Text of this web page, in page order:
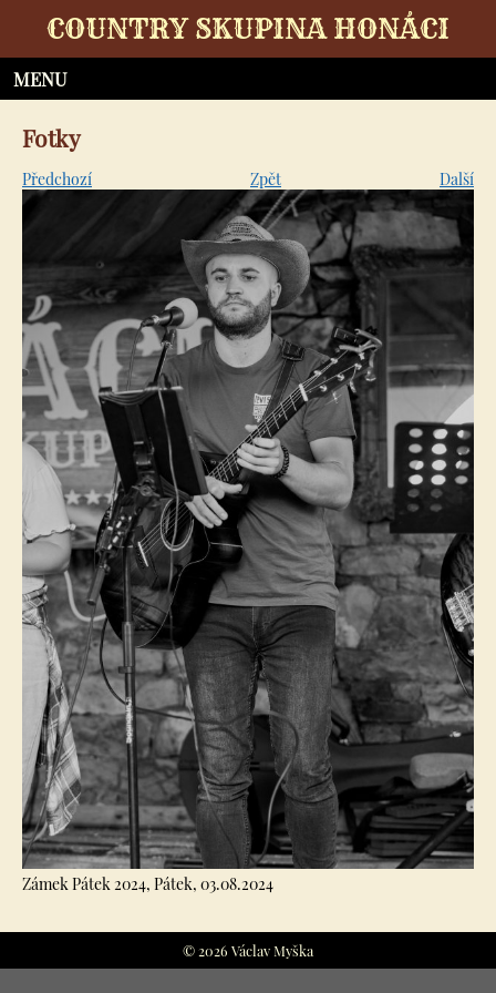
COUNTRY SKUPINA HONÁCI
Fotky
Předchozí Zpět Další
Zámek Pátek 2024, Pátek, 03.08.2024
© 2026 Václav Myška